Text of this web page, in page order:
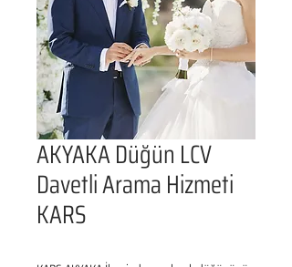
AKYAKA Düğün LCV
Davetli Arama Hizmeti
KARS